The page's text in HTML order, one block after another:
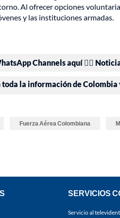
Al ofrecer opciones
y las instituciones armadas.
Channels aquí 👉🏻
la información de Colombia
Fuerza Aérea Colombiana
SERVICIOS
Servicio al